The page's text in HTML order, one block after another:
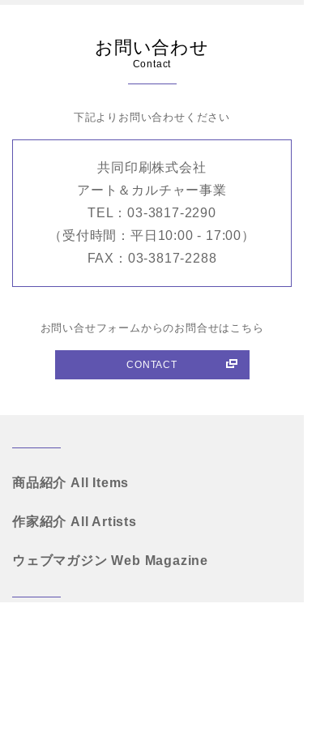
お問い合わせ
Contact
下記よりお問い合わせください
共同印刷株式会社
アート＆カルチャー事業
TEL：03-3817-2290
（受付時間：平日10:00 - 17:00）
FAX：03-3817-2288
お問い合せフォームからのお問合せはこちら
CONTACT
商品紹介 All Items
作家紹介 All Artists
ウェブマガジンWeb Magazine